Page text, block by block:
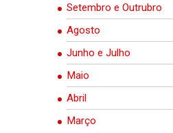
Setembro e Outrubro
Agosto
Junho e Julho
Maio
Abril
Março